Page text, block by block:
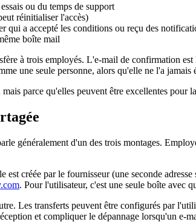
ou du temps de support
réinitialiser l'accès)
qui a accepté les conditions ou reçu des
boîte mail
à trois employés. L'e-mail de confirmation
une seule personne, alors qu'elle ne l'a jamais
parce qu'elles peuvent être excellentes
généralement d'un des trois montages.
créée par le fournisseur (une seconde
. Pour l'utilisateur, c'est une seule boîte avec
Les transferts peuvent être configurés par
et compliquer le dépannage lorsqu'un e-